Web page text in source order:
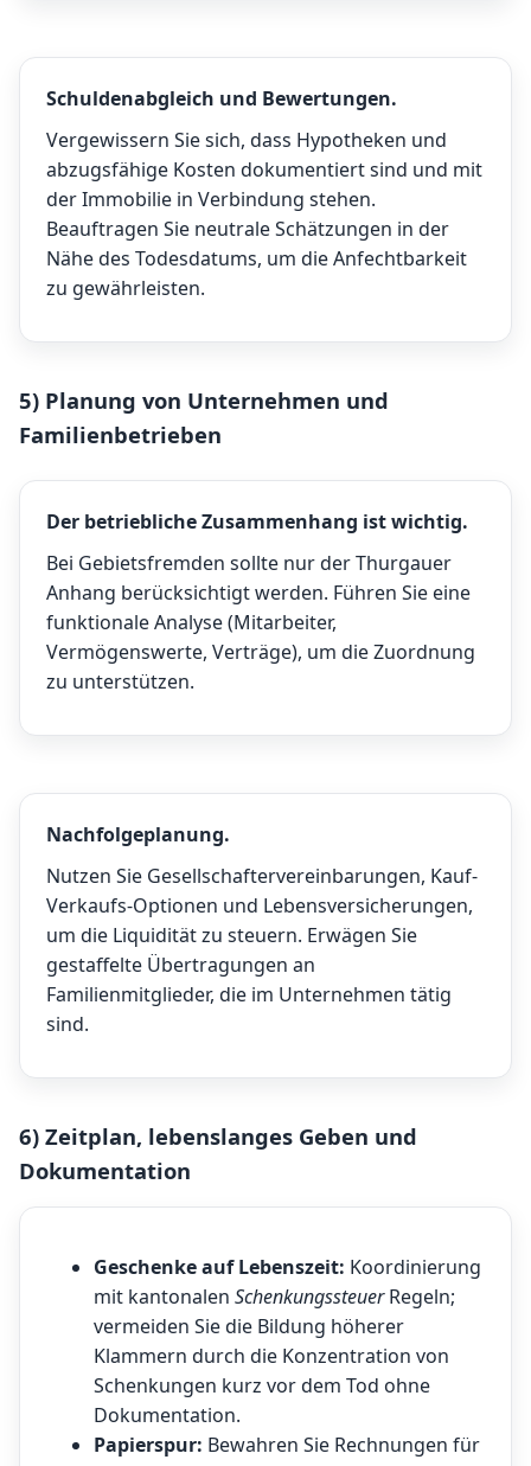
Schuldenabgleich und Bewertungen.
Vergewissern Sie sich, dass Hypotheken und
abzugsfähige Kosten dokumentiert sind und mit
der Immobilie in Verbindung stehen.
Beauftragen Sie neutrale Schätzungen in der
Nähe des Todesdatums, um die Anfechtbarkeit
zu gewährleisten.
5) Planung von Unternehmen und
Familienbetrieben
Der betriebliche Zusammenhang ist wichtig.
Bei Gebietsfremden sollte nur der Thurgauer
Anhang berücksichtigt werden. Führen Sie eine
funktionale Analyse (Mitarbeiter,
Vermögenswerte, Verträge), um die Zuordnung
zu unterstützen.
Nachfolgeplanung.
Nutzen Sie Gesellschaftervereinbarungen, Kauf-
Verkaufs-Optionen und Lebensversicherungen,
um die Liquidität zu steuern. Erwägen Sie
gestaffelte Übertragungen an
Familienmitglieder, die im Unternehmen tätig
sind.
6) Zeitplan, lebenslanges Geben und
Dokumentation
Geschenke auf Lebenszeit: Koordinierung
mit kantonalen SchenkungssteuerRegeln;
vermeiden Sie die Bildung höherer
Klammern durch die Konzentration von
Schenkungen kurz vor dem Tod ohne
Dokumentation.
Papierspur: Bewahren Sie Rechnungen für